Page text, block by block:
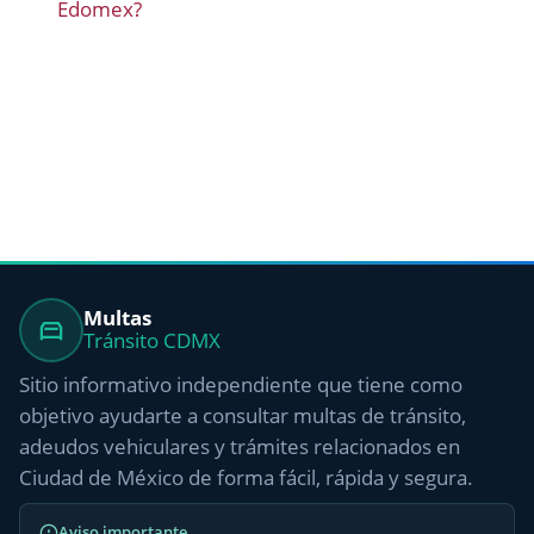
Edomex?
Multas
Tránsito CDMX
Sitio informativo independiente que tiene como
objetivo ayudarte a consultar multas de tránsito,
adeudos vehiculares y trámites relacionados en
Ciudad de México de forma fácil, rápida y segura.